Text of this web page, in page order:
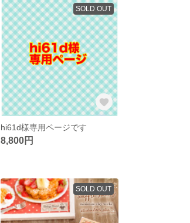
SOLD OUT
hi61d様専用ページです
8,800円
SOLD OUT